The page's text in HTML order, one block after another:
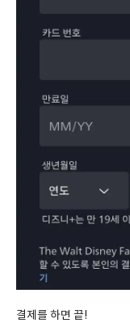
결제를 하면 끝!